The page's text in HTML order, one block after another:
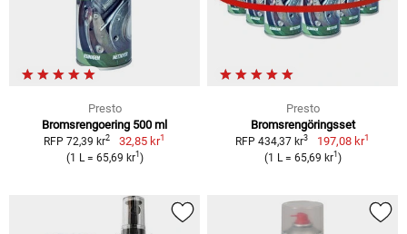
Presto
Bromsrengoering 500 ml
RFP 72,39 kr2 32,85 kr1
(1 L = 65,69 kr1 )
Presto
Bromsrengöringsset
RFP 434,37 kr3 197,08 kr1
(1 L = 65,69 kr1 )